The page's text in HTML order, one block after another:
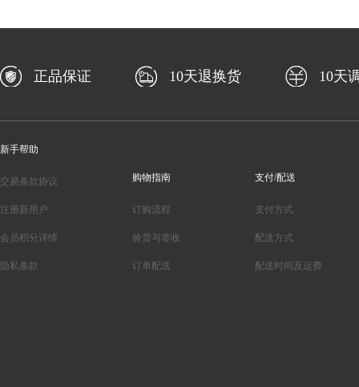
正品保证 10天退换货 10天
新手帮助
交易条款协议
注册新用户
会员积分详情
隐私条款
购物指南
订购流程
验货与签收
订单配送
支付/配送
支付方式
配送方式
配送时间及运费